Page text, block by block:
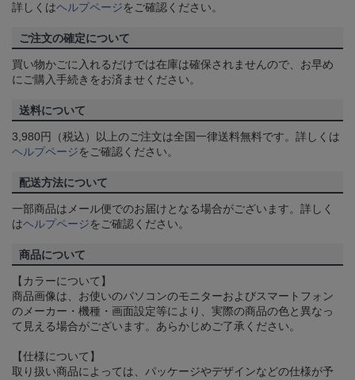
詳しくはヘルプページをご確認ください。
ご注文の確定について
買い物かごに入れるだけでは在庫は確保されませんので、お早め
にご購入手続きをお済ませください。
送料について
3,980円（税込）以上のご注文は全国一律送料無料です。詳しくは
ヘルプページをご確認ください。
配送方法について
一部商品はメール便でのお届けとなる場合がございます。詳しく
はヘルプページをご確認ください。
商品について
【カラーについて】
商品画像は、お使いのパソコンのモニターおよびスマートフォン
のメーカー・機種・画面設定等により、実際の商品の色と異なっ
て見える場合がございます。あらかじめご了承ください。
【仕様について】
取り扱い商品によっては、パッケージやデザインなどの仕様が予